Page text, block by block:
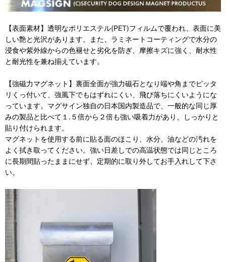
【表面素材】透明なポリエステル(PET)フィルムで覆われ、表面に美
しい艶と光沢があります。また、ラミネートコーティングで水分の
浸食や紫外線からの色褪せと劣化を防ぎ、摩擦キズに強く、耐水性
と耐光性を兼ね揃えています。
【強磁力マグネット】裏面全面が強力磁石となり端や角までピッタ
リくっ付いて、強風下でもはずれにくい、飛び落ちにくいようにな
っています。マグサイン独自の日本国内製造品で、一般的な同じ厚
みの製品と比べて１.５倍から２倍も強い吸着力があり、しっかりと
貼り付けられます。
マグネットを使用する前に貼る面のほこり、水分、油などの汚れを
よく拭き取ってください。強い日差しでの高温状態では同じところ
に長期間貼ったままにせず、定期的に取り外してお手入れして下さ
い。